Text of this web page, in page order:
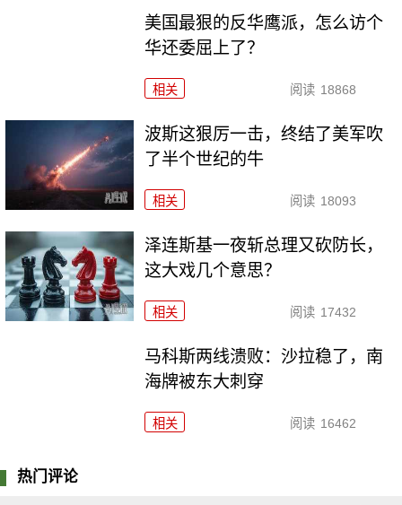
美国最狠的反华鹰派，怎么访个
华还委屈上了？
相关 阅读 18868
波斯这狠厉一击，终结了美军吹
了半个世纪的牛
相关 阅读 18093
泽连斯基一夜斩总理又砍防长，
这大戏几个意思？
相关 阅读 17432
马科斯两线溃败：沙拉稳了，南
海牌被东大刺穿
相关 阅读 16462
热门评论